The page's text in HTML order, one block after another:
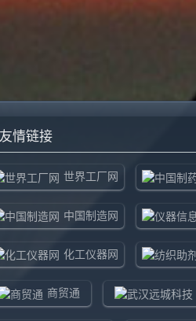
情链接
世界工厂网
中国制造网
化工仪器网
商贸通